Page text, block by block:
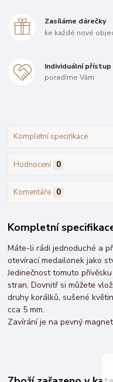
Zasíláme dárečky
ke každé nové
Individuální přístup
poradíme Vám
Kompletní specifikace
Hodnocení 0
Komentáře 0
Kompletní
Máte-li rádi jednoduché a
otevírací medailonek jako
Jedinečnost tomuto
stran. Dovnitř si můžete
druhy korálků, sušené
cca 5 mm.
Zavírání je na pevný